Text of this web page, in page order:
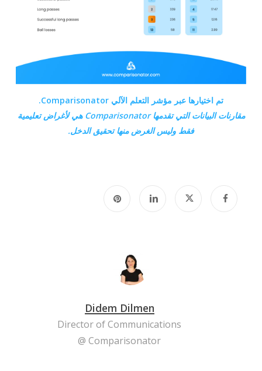
تم اختيارها عبر مؤشر التعلم الآلي Comparisonator.
مقارنات البيانات التي تقدمهاComparisonator هي
لأغراض تعليمية
فقط وليس الغرض منها تحقيق الدخل.
Didem Dilmen
Director of Communications
@ Comparisonator